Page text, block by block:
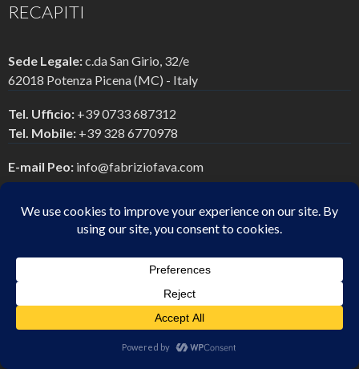
RECAPITI
Sede Legale:c.da San Girio, 32/e
62018 Potenza Picena (MC) - Italy
Tel. Ufficio: +39 0733 687312
Tel. Mobile: +39 328 6770978
E-mail Peo: info@fabriziofava.com
E-mail Pec:studiofabriziofava@pec.it
Servizi di consulenze